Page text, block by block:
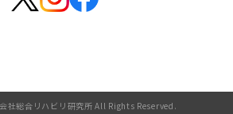
社総合リハビリ研究所 All Rights Reserved.